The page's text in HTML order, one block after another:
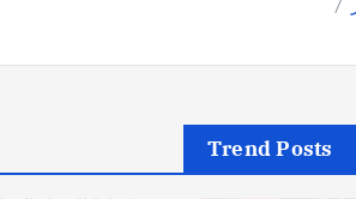
Trend Posts
يوليو 30, 2026